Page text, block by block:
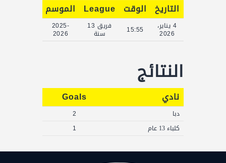
التاريخ الوقت League الموسم
4 يناير،
2026
15:55 فريق 13
سنة
2025-
2026
النتائج
نادي Goals
دبا
2
كلباء 13 عام
1